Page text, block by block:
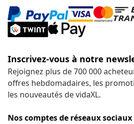
Inscrivez-vous à notre
Rejoignez plus de 700 000
offres hebdomadaires, les
les nouveautés de vidaXL.
Nos comptes de réseaux sociaux